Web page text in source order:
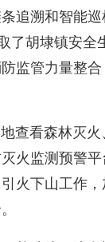
追溯和智能
了胡埭镇安
监管力量整
看森林灭火
火监测预警
火下山工作